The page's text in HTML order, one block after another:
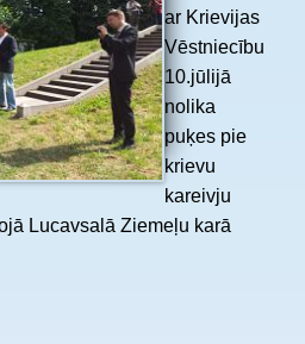
ar Krievijas
Vēstniecību
10.jūlijā
nolika
puķes pie
krievu
kareivju
Lucavsalā Ziemeļu karā